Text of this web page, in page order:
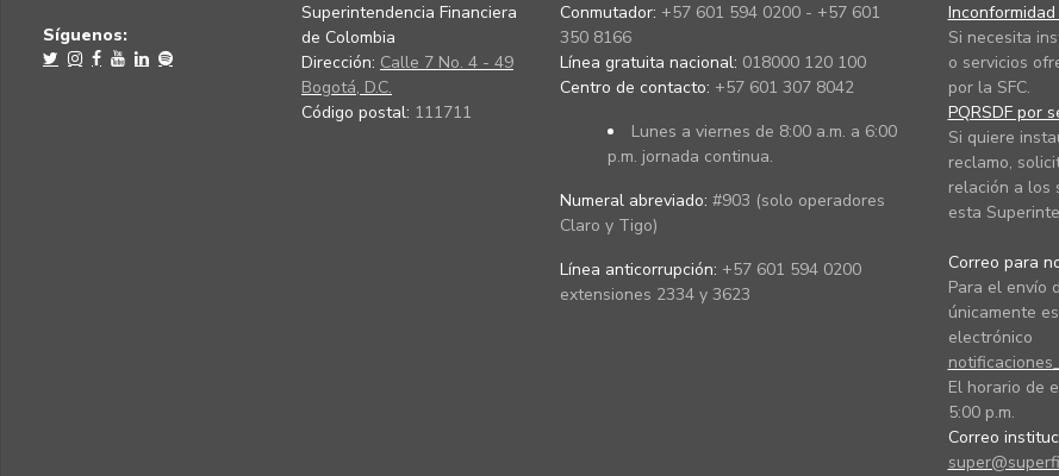
Síguenos:
Superintendencia Financiera
de Colombia
Dirección: Calle 7 No. 4 - 49
Bogotá, D.C.
Código postal: 111711
Conmutador: +57 601 594 0200 - +57 601
350 8166
Línea gratuita nacional: 018000 120 100
Centro de contacto: +57 601 307 8042
Lunes a viernes de 8:00 a.m. a 6:00
p.m. jornada continua.
Numeral abreviado: #903 (solo operadores
Claro y Tigo)
Línea anticorrupción: +57 601 594 0200
extensiones 2334 y 3623
Si necesita
o servicios
por la SFC.
PQRSDF por
Si quiere
reclamo,
relación a los
esta
Correo para
Para el envío
únicamente
electrónico
El horario de
5:00 p.m.
Correo